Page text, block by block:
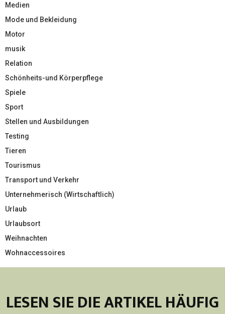
Medien
Mode und Bekleidung
Motor
musik
Relation
Schönheits-und Körperpflege
Spiele
Sport
Stellen und Ausbildungen
Testing
Tieren
Tourismus
Transport und Verkehr
Unternehmerisch (Wirtschaftlich)
Urlaub
Urlaubsort
Weihnachten
Wohnaccessoires
LESEN SIE DIE ARTIKEL HÄUFIG